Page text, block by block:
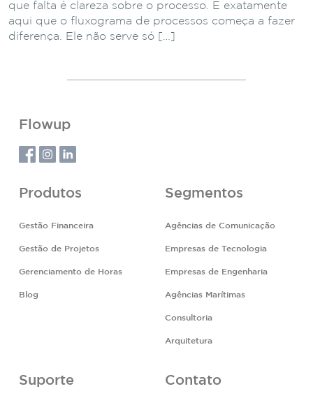
que falta é clareza sobre o processo. É exatamente
aqui que o fluxograma de processos começa a fazer
diferença. Ele não serve só […]
Flowup
Produtos
Gestão Financeira
Gestão de Projetos
Gerenciamento de Horas
Blog
Segmentos
Agências de Comunicação
Empresas de Tecnologia
Empresas de Engenharia
Agências Marítimas
Consultoria
Arquitetura
Suporte Contato